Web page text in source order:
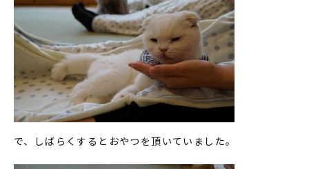
で、しばらくするとおやつを頂いていました。